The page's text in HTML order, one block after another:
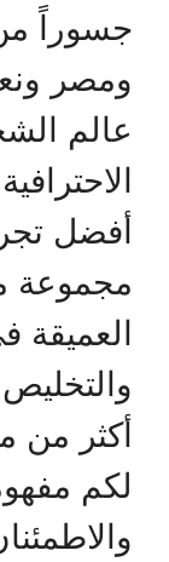
جسوراً من
ومصر
عالم
أفضل
مجموعة
أكثر من
لكم